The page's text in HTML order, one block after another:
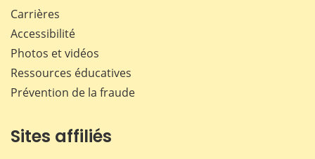
Carrières
Accessibilité
Photos et vidéos
Ressources éducatives
Prévention de la fraude
Sites affiliés